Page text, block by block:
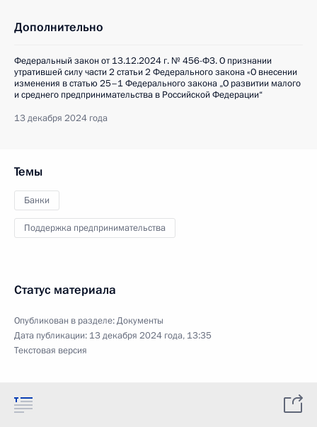
Дополнительно
Федеральный закон от 13.12.2024 г. № 456-ФЗ. О признании
утратившей силу части 2 статьи 2 Федерального закона «О внесении
изменения в статью 25–1 Федерального закона „О развитии малого
и среднего предпринимательства в Российской Федерации“
13 декабря 2024 года
Темы
Банки
Поддержка предпринимательства
Статус материала
Опубликован в разделе:Документы
Дата публикации: 13 декабря 2024 года, 13:35
Текстовая версия